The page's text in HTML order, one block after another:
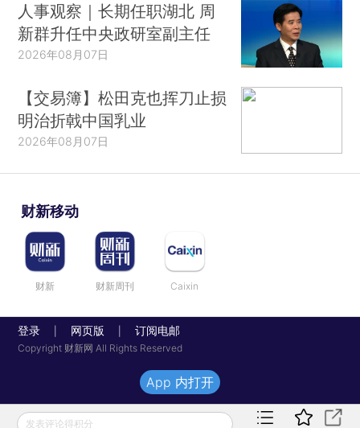
人事观察｜长期任职湖北 周
新群升任中央政研室副主任
2026年08月07日
【交易簿】松田克也挥刀止损
明治折戟中国乳业
2026年08月07日
财新移动
财新 财新周刊 Caixin
登录 网页版 订阅电邮
Copyright 财新网 All Rights Reserved
发表评论得积分
App 内打开